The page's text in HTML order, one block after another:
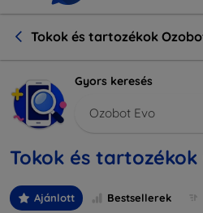
Tokok és tartozékok
Gyors keresés
Ozobot Evo
Tokok és tartozékok
Ajánlott Bestsellerek